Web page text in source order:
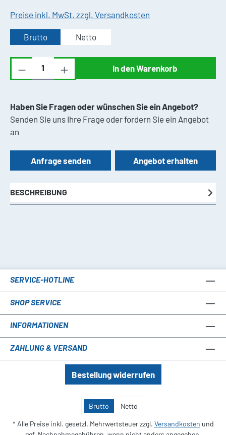
Preise inkl. MwSt. zzgl. Versandkosten
Brutto Netto
Produkt Anzahl: Gib den gewünschten
In den Warenkorb
Haben Sie Fragen oder wünschen Sie ein Angebot?
Senden Sie uns Ihre Frage oder fordern Sie ein Angebot
an
Anfrage senden Angebot erhalten
BESCHREIBUNG
SERVICE-HOTLINE
SHOP SERVICE
INFORMATIONEN
ZAHLUNG & VERSAND
Bestellung widerrufen
Brutto Netto
* Alle Preise inkl. gesetzl. Mehrwertsteuer zzgl. Versandkosten und